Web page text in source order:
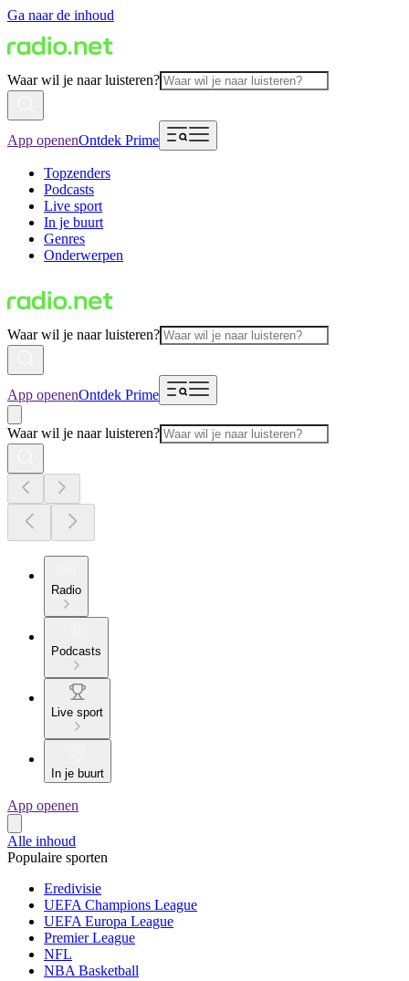
Ga naar de inhoud
Waar wil je naar luisteren?
App openenOntdek Prime
Topzenders
Podcasts
Live sport
In je buurt
Genres
Onderwerpen
Waar wil je naar luisteren?
App openenOntdek Prime
Waar wil je naar luisteren?
Radio
Podcasts
Live sport
In je buurt
App openen
Alle inhoud
Populaire sporten
Eredivisie
UEFA Champions League
UEFA Europa League
Premier League
NFL
NBA Basketball